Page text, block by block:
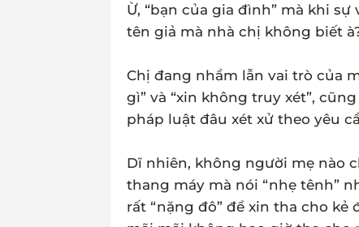
Ừ, “bạn của gia đình” mà khi
tên giả mà nhà chị không biết
Chị đang nhầm lẫn vai trò của
gì” và “xin không truy xét”,
pháp luật đâu xét xử theo yêu
Dĩ nhiên, không người mẹ nào
thang máy mà nói “nhẹ tênh”
rất “nặng đô” để xin tha cho